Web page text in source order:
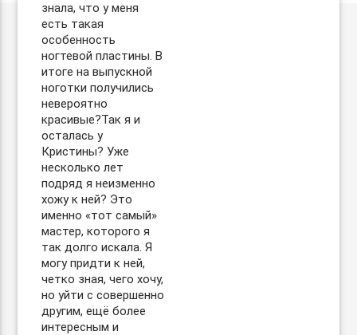
знала, что у меня
есть такая
особенность
ногтевой пластины. В
итоге на выпускной
ноготки получились
невероятно
красивые?Так я и
осталась у
Кристины? Уже
несколько лет
подряд я неизменно
хожу к ней? Это
именно «тот самый»
мастер, которого я
так долго искала. Я
могу придти к ней,
четко зная, чего хочу,
но уйти с совершенно
другим, ещё более
интересным и